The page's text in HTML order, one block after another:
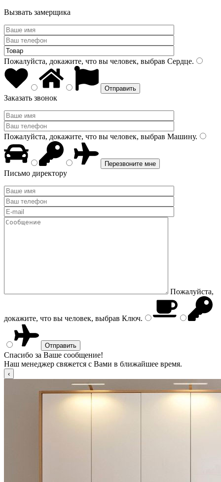
Вызвать замерщика
Пожалуйста, докажите, что вы человек, выбрав Сердце.
Заказать звонок
Пожалуйста, докажите, что вы человек, выбрав Машину.
Письмо директору
Пожалуйста,
докажите, что вы человек, выбрав Ключ.
Спасибо за Ваше сообщение!
Наш менеджер свяжется с Вами в ближайшее время.